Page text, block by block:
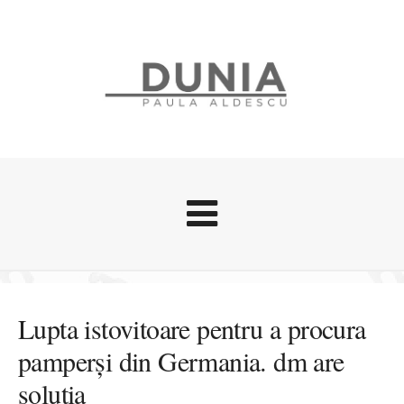
Zice Dunia
Călătorii
Lupta istovitoare pentru a procura
pamperși din Germania. dm are
soluția